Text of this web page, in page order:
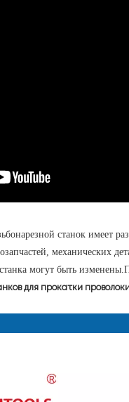
станок имеет
механических
могут быть
для прокатки